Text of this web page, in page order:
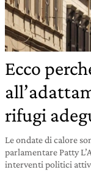
Ecco
rifugi
Le ondate di calore
parlamentare Patty
interventi politici